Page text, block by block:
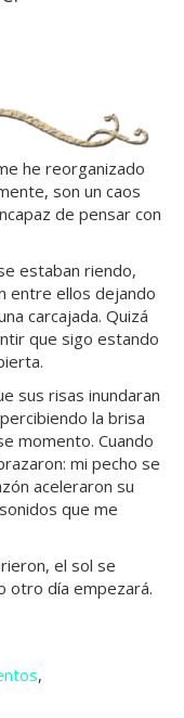
he reorganizado
son un caos
de pensar con
estaban riendo,
entre ellos dejando
carcajada. Quizá
que sigo estando
sus risas inundaran
la brisa
momento. Cuando
mi pecho se
aceleraron su
que me
el sol se
otro día empezará.